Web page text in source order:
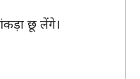
छू लेंगे।